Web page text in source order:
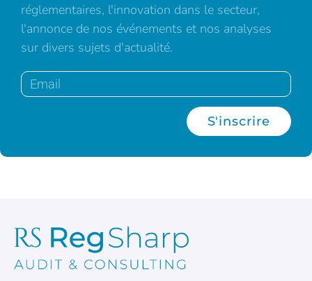
réglementaires, l'innovation dans le secteur,
l'annonce de nos événements et nos analyses
sur divers sujets d'actualité.
S'inscrire